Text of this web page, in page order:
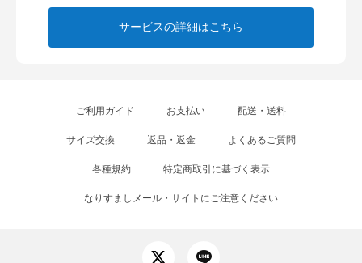
サービスの詳細はこちら
ご利用ガイド お支払い 配送・送料
サイズ交換 返品・返金 よくあるご質問
各種規約 特定商取引に基づく表示
なりすましメール・サイトにご注意ください